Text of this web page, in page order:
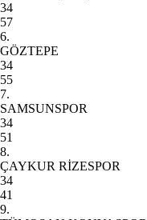
34
57
6.
GÖZTEPE
34
55
7.
SAMSUNSPOR
34
51
8.
ÇAYKUR RİZESPOR
34
41
9.